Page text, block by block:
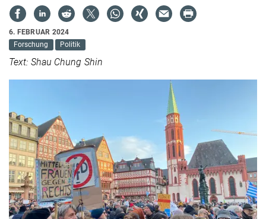
6. FEBRUAR 2024
Forschung
Politik
Text: Shau Chung Shin